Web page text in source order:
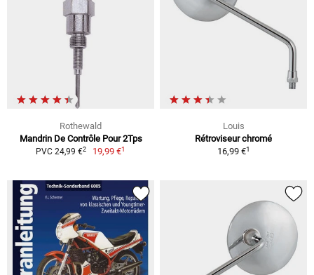
Rothewald
Mandrin De Contrôle Pour 2Tps
PVC 24,99 €2 19,99 €1
Louis
Rétroviseur chromé
16,99 €1